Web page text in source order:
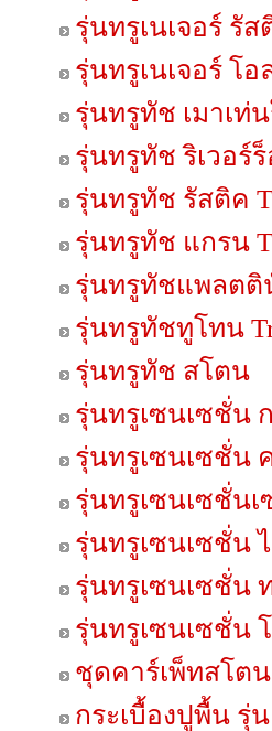
รุ่นทรูเนเจอร์ รัส
รุ่นทรูเนเจอร์ โอ
รุ่นทรูทัช เมาเท่น
รุ่นทรูทัช ริเวอร์ร็
รุ่นทรูทัช รัสติค
รุ่นทรูทัช แกรน
รุ่นทรูทัชแพลตตินั่
รุ่นทรูทัชทูโทน
รุ่นทรูทัช สโตน
รุ่นทรูเซนเซชั่น ก
รุ่นทรูเซนเซชั่น ค
รุ่นทรูเซนเซชั่นเ
รุ่นทรูเซนเซชั่น ไ
รุ่นทรูเซนเซชั่น ท
รุ่นทรูเซนเซชั่น โ
ชุดคาร์เพ็ทสโตน
กระเบื้องปูพื้น รุ่